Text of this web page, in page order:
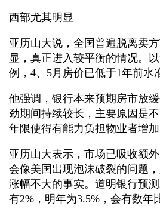
西部尤其明显
亚历山大说，全国普遍脱离卖
显，真正进入较平衡的情况。
例，4、5月房价已低于1年前水
他强调，银行本来预期房市放
劲期间持续较长，主要原因是
年限使得有能力负担物业者增加
亚历山大表示，市场已吸收额
会像美国出现泡沫破裂的问题
涨幅不大的事实。道明银行预
有2%，明年为3.5%，会有数年